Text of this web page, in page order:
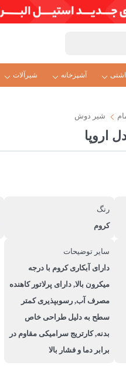
آشپزخانه شیرآلات
شیر دوش
اروپا
رنگ
کروم
سایر توضیحات
دارای آبکاری کروم با درجه
میکرون بالا, دارای پرلاتور کاهنده
مصرف آب, رسوب­پذیری کم­تر
سطح به دلیل طراحی خاص
بدنه, کارتریج سرامیکی مقاوم در
برابر دما و فشار بالا